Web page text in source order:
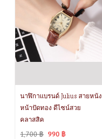
นาฬิกาแบรนด์ Julius สายหนัง
หน้าปัดทอง ดีไซน์สวย
คลาสสิค
1,700฿ 990 ฿